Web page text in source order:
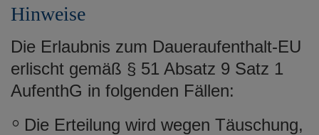
Hinweise
Die Erlaubnis zum Daueraufenthalt-EU
erlischt gemäß § 51 Absatz 9 Satz 1
AufenthG in folgenden Fällen:
Die Erteilung wird wegen Täuschung,